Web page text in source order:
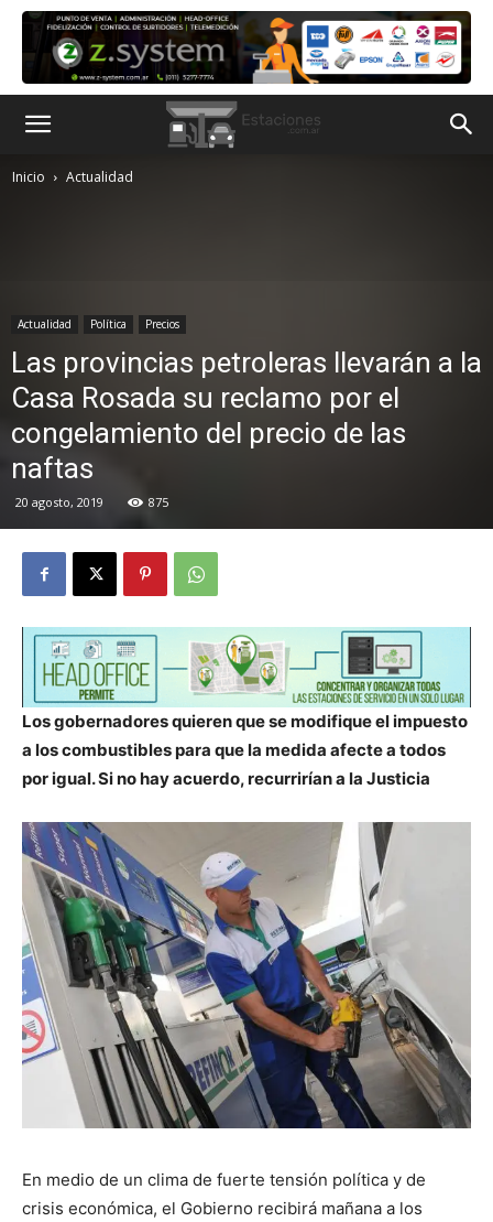
Inicio Actualidad
Actualidad Política Precios
Las provincias petroleras llevarán a la
Casa Rosada su reclamo por el
congelamiento del precio de las
naftas
20 agosto, 2019 875
Los gobernadores quieren que se modifique el impuesto
a los combustibles para que la medida afecte a todos
por igual. Si no hay acuerdo, recurrirían a la Justicia
En medio de un clima de fuerte tensión política y de
crisis económica, el Gobierno recibirá mañana a los